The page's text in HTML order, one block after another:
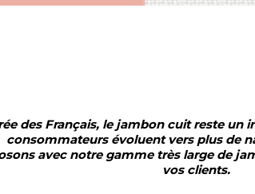
des Français, le jambon cuit reste un
consommateurs évoluent vers plus de
avec notre gamme très large de
vos clients.